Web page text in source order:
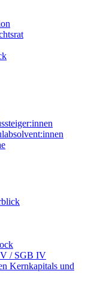
/ SGB IV
Kernkapitals und